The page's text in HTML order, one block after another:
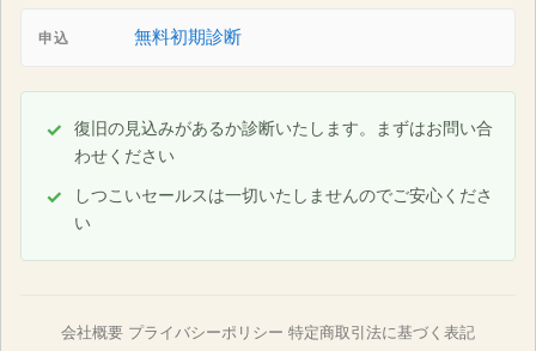
申込 無料初期診断
復旧の見込みがあるか診断いたします。まずはお問い合
わせください
しつこいセールスは一切いたしませんのでご安心くださ
い
会社概要 プライバシーポリシー 特定商取引法に基づく表記